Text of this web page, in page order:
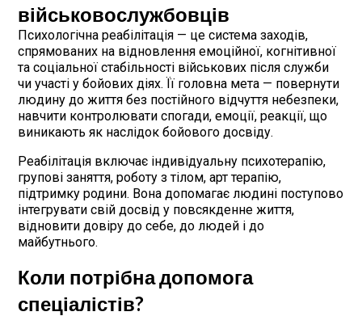
військовослужбовців
Психологічна реабілітація — це система заходів,
спрямованих на відновлення емоційної, когнітивної
та соціальної стабільності військових після служби
чи участі у бойових діях. Її головна мета — повернути
людину до життя без постійного відчуття небезпеки,
навчити контролювати спогади, емоції, реакції, що
виникають як наслідок бойового досвіду.
Реабілітація включає індивідуальну психотерапію,
групові заняття, роботу з тілом, арт терапію,
підтримку родини. Вона допомагає людині поступово
інтегрувати свій досвід у повсякденне життя,
відновити довіру до себе, до людей і до
майбутнього.
Коли потрібна допомога
спеціалістів?